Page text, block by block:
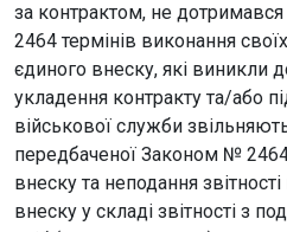
за контрактом, не
2464 термінів виконання
єдиного внеску, які виникли
укладення контракту та/або
військової служби
передбаченої Законом №
внеску та неподання
внеску у складі звітності з